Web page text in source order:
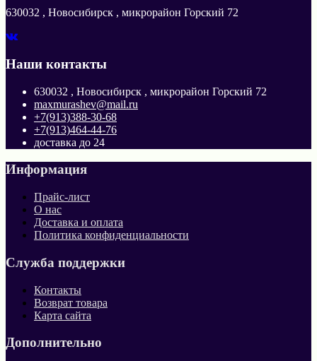
630032 , Новосибирск , микрорайон Горский 72
Наши контакты
630032 , Новосибирск , микрорайон Горский 72
maxmurashev@mail.ru
+7(913)388-30-68
+7(913)464-44-76
доставка до 24
Информация
Прайс-лист
О нас
Доставка и оплата
Политика конфиденциальности
Служба поддержки
Контакты
Возврат товара
Карта сайта
Дополнительно